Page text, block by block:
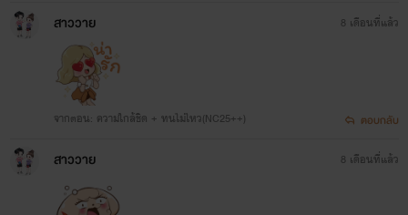
สาววาย
จากตอน: ความใกล้ชิด + ทนไม่ไหว(NC25++)
8 เดือนที่แล้ว
ตอบกลับ
สาววาย 8 เดือนที่แล้ว